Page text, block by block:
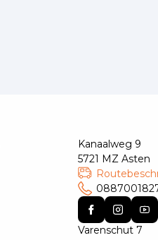
Kanaalweg 9
5721 MZ Asten
Varenschut 7